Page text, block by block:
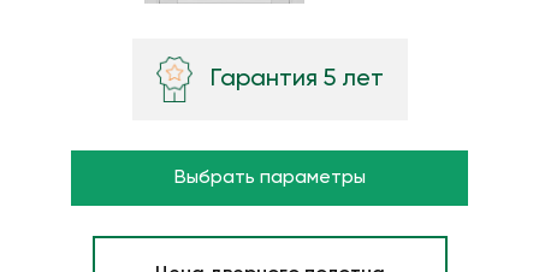
Гарантия 5 лет
Выбрать параметры